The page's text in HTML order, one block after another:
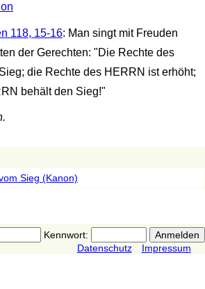
118, 15-16: Man singt mit Freuden
der Gerechten: "Die Rechte des
die Rechte des HERRN ist erhöht;
behält den Sieg!"
Sieg (Kanon)
Kennwort:
Datenschutz
Impressum